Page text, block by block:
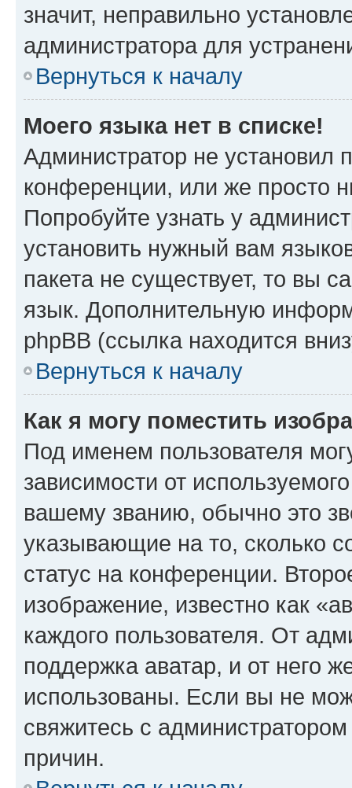
значит, неправильно
администратора для
Вернуться к началу
Моего языка нет в списке!
Администратор не установил
конференции, или же просто
Попробуйте узнать у
установить нужный вам
пакета не существует, то вы
язык. Дополнительную
phpBB (ссылка находится
Вернуться к началу
Как я могу поместить
Под именем пользователя
зависимости от
вашему званию, обычно это
указывающие на то, сколько
статус на конференции.
изображение, известно как
каждого пользователя. От
поддержка аватар, и от него
использованы. Если вы не
свяжитесь с
причин.